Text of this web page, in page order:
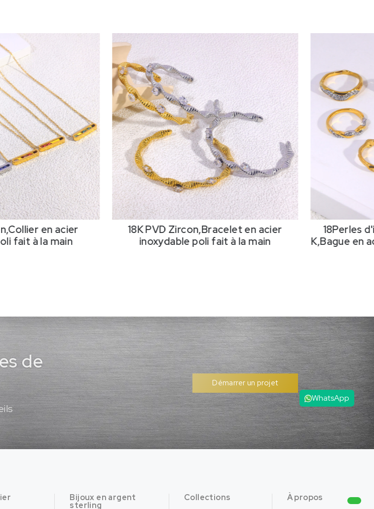
18K PVD Zircon,Bracelet en acier
inoxydable poli fait à la main
18Perles d'imitation
K,Bague en acier
de
Démarrer un projet
Bijoux en argent Collections À propos
WhatsApp